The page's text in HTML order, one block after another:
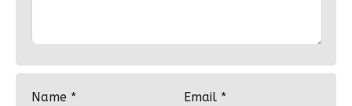
Name * Email *